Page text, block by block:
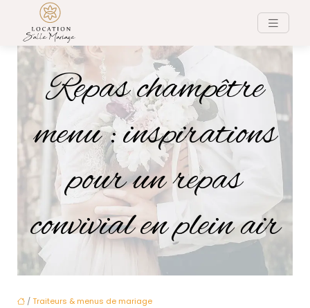
Repas champêtre
menu : inspirations
pour un repas
convivial en plein air
/Traiteurs & menus de mariage